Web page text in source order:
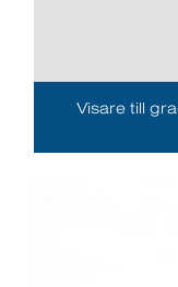
Visare till